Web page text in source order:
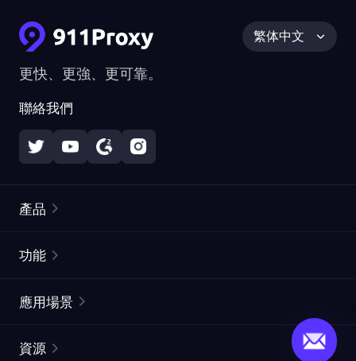
更快、更強、更可靠。
聯絡我們
繁体中文
產品
靜態住宅代理
功能
ISP代理
應用場景
資源